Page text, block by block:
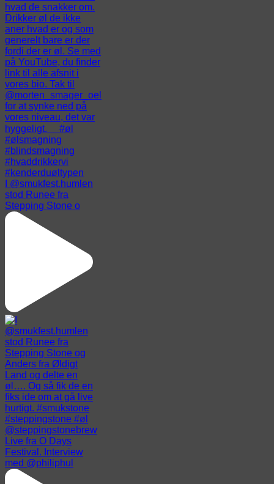
I @smukfest.humlen
stod Runee fra
Stepping Stone o
Live fra O Days
Festival. Interview
med @philiphul